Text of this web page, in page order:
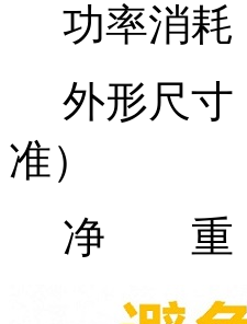
功率消耗
外形尺寸
准）
净 重：